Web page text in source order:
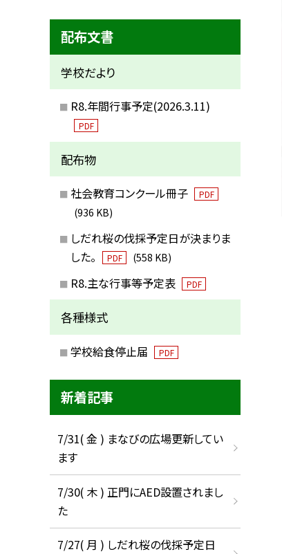
配布文書
学校だより
R8.年間行事予定(2026.3.11)
PDF
配布物
社会教育コンクール冊子 PDF
(936 KB)
しだれ桜の伐採予定日が決まりま
した。
PDF (558 KB)
R8.主な行事等予定表 PDF
各種様式
学校給食停止届 PDF
新着記事
7/31( 金 ) まなびの広場更新してい
ます
7/30( 木 ) 正門にAED設置されまし
た
7/27( 月 ) しだれ桜の伐採予定日